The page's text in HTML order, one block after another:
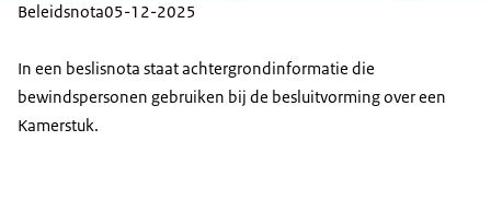
Beleidsnota05-12-2025
In een beslisnota staat achtergrondinformatie die
bewindspersonen gebruiken bij de besluitvorming over een
Kamerstuk.